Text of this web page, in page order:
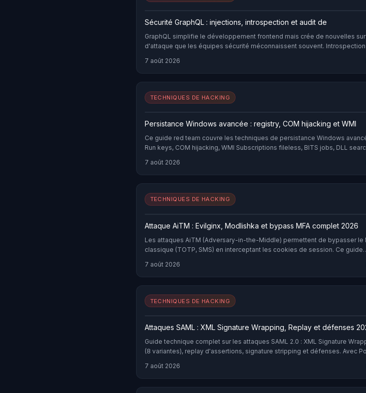
Sécurité GraphQL : injections, introspection et audit de
GraphQL simplifie le développement frontend mais crée de nouvelles
d'attaque que les équipes sécurité méconnaissent souvent. Introspection
attacks pour contourner le rate limiting : les vulnérabilités GraphQL ont un
unique qui exige des techniques de pentest et des défenses
7 août 2026
TECHNIQUES DE HACKING
Persistance Windows avancée : registry, COM hijacking et WMI
Ce guide red team couvre les techniques de persistance Windows
Run keys, COM hijacking, WMI Subscriptions fileless, BITS jobs, DLL
7 août 2026
TECHNIQUES DE HACKING
Attaque AiTM : Evilginx, Modlishka et bypass MFA complet 2026
Les attaques AiTM (Adversary-in-the-Middle) permettent de bypasser le
classique (TOTP, SMS) en interceptant les cookies de session. Ce guide
7 août 2026
TECHNIQUES DE HACKING
Attaques SAML : XML Signature Wrapping, Replay et défenses
Guide technique complet sur les attaques SAML 2.0 : XML Signature
(8 variantes), replay d'assertions, signature stripping et défenses. Avec
7 août 2026